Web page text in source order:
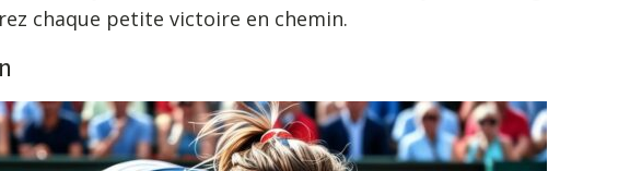
chaque petite victoire en chemin.